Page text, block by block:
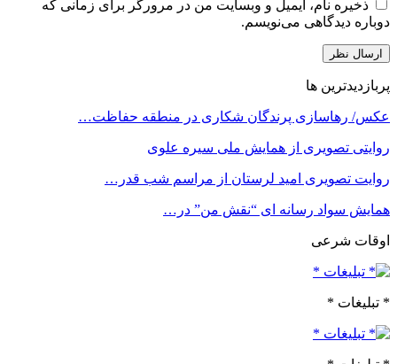
ذخیره نام، ایمیل و وبسایت من در مرورگر برای زمانی که
دوباره دیدگاهی می‌نویسم.
پربازدیدترین ها
عکس/ رهاسازی پرندگان شکاری در منطقه حفاظت…
روایتی تصویری از همایش ملی سیره علوی
روایت تصویری امید لرستان از مراسم شب قدر…
همایش سواد رسانه ای “نقش من” در…
اوقات شرعی
* تبلیغات *